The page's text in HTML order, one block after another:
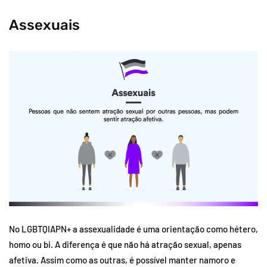
Assexuais
No LGBTQIAPN+ a assexualidade é uma orientação como hétero,
homo ou bi. A diferença é que não há atração sexual, apenas
afetiva. Assim como as outras, é possível manter namoro e